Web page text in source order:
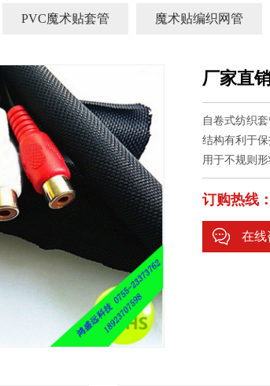
PVC魔术贴套管 魔术贴编织网管
厂家直
自卷式纺织
结构有利于
用于不规则
订购热线
在线